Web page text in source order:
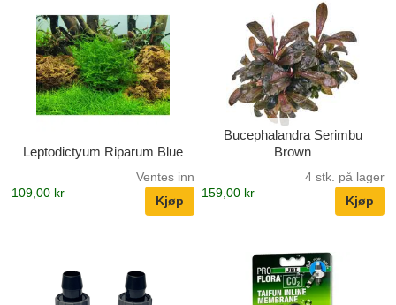
Leptodictyum Riparum Blue
Ventes inn
109,00 kr
Bucephalandra Serimbu
Brown
4 stk. på lager
159,00 kr